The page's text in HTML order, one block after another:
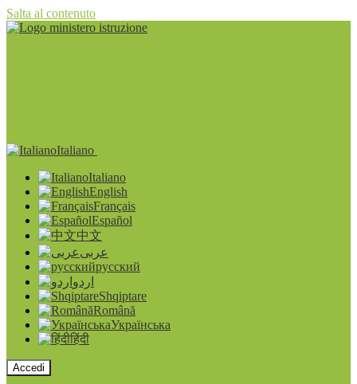
Salta al contenuto
Italiano
Italiano
English
Français
Español
中文
عربى
русский
اردو
Shqiptare
Română
Українська
हिंदी
Accedi